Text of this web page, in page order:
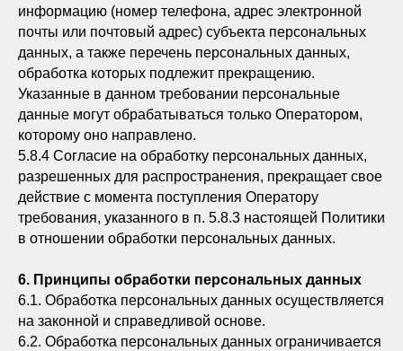
информацию (номер телефона, адрес электронной
почты или почтовый адрес) субъекта персональных
данных, а также перечень персональных данных,
обработка которых подлежит прекращению.
Указанные в данном требовании персональные
данные могут обрабатываться только Оператором,
которому оно направлено.
5.8.4 Согласие на обработку персональных данных,
разрешенных для распространения, прекращает свое
действие с момента поступления Оператору
требования, указанного в п. 5.8.3 настоящей Политики
в отношении обработки персональных данных.
6. Принципы обработки персональных данных
6.1. Обработка персональных данных осуществляется
на законной и справедливой основе.
6.2. Обработка персональных данных ограничивается